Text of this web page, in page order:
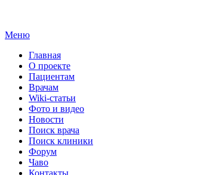
Меню
Главная
О проекте
Пациентам
Врачам
Wiki-статьи
Фото и видео
Новости
Поиск врача
Поиск клиники
Форум
Чаво
Контакты